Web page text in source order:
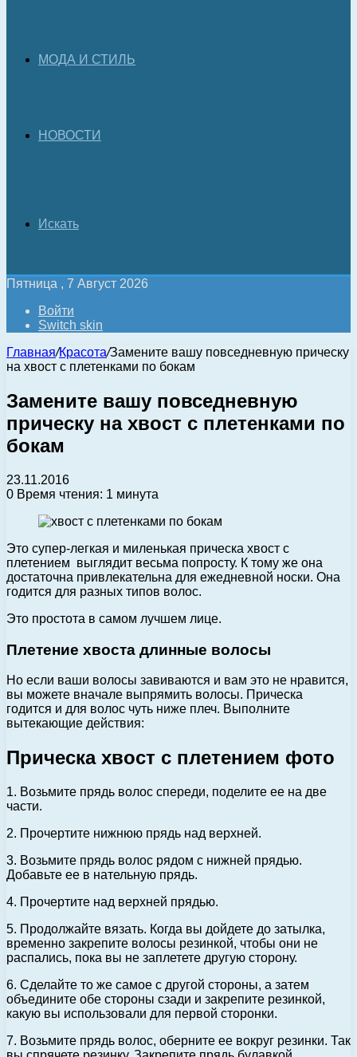
МОДА И СТИЛЬ
НОВОСТИ
Искать
Пятница , 7 Август 2026
Войти
Switch skin
Главная/Красота/Замените вашу повседневную прическу
на хвост с плетенками по бокам
Замените вашу повседневную
прическу на хвост с плетенками по
бокам
23.11.2016
0 Время чтения: 1 минута
Это супер-легкая и миленькая прическа хвост с
плетением выглядит весьма попросту. К тому же она
достаточна привлекательна для ежедневной носки. Она
годится для разных типов волос.
Это простота в самом лучшем лице.
Плетение хвоста длинные волосы
Но если ваши волосы завиваются и вам это не нравится,
вы можете вначале выпрямить волосы. Прическа
годится и для волос чуть ниже плеч. Выполните
вытекающие действия:
Прическа хвост с плетением фото
1. Возьмите прядь волос спереди, поделите ее на две
части.
2. Прочертите нижнюю прядь над верхней.
3. Возьмите прядь волос рядом с нижней прядью.
Добавьте ее в нательную прядь.
4. Прочертите над верхней прядью.
5. Продолжайте вязать. Когда вы дойдете до затылка,
временно закрепите волосы резинкой, чтобы они не
распались, пока вы не заплетете другую сторону.
6. Сделайте то же самое с другой стороны, а затем
объедините обе стороны сзади и закрепите резинкой,
какую вы использовали для первой сторонки.
7. Возьмите прядь волос, оберните ее вокруг резинки. Так